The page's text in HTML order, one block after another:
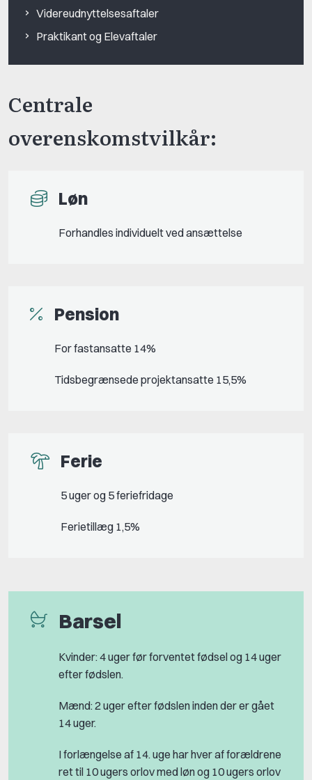
Videreudnyttelsesaftaler
Praktikant og Elevaftaler
Centrale
overenskomstvilkår:
Løn
Forhandles individuelt ved ansættelse
Pension
For fastansatte 14%
Tidsbegrænsede projektansatte 15,5%
Ferie
5 uger og 5 feriefridage
Ferietillæg 1,5%
Barsel
Kvinder: 4 uger før forventet fødsel og 14 uger
efter fødslen.
Mænd: 2 uger efter fødslen inden der er gået
14 uger.
I forlængelse af 14. uge har hver af forældrene
ret til 10 ugers orlov med løn og 10 ugers orlov